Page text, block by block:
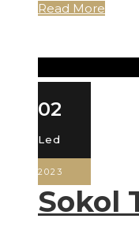
Read More
02
Led
2023
Sokol